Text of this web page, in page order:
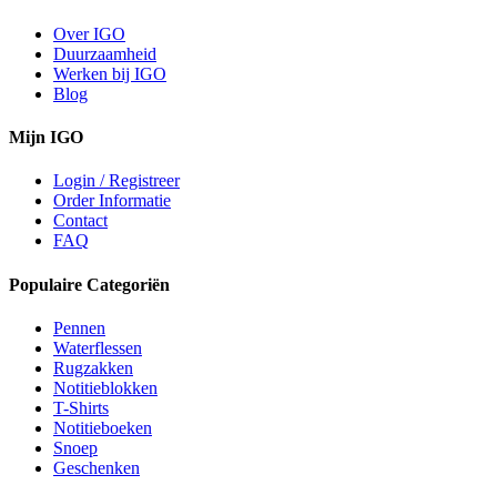
Over IGO
Duurzaamheid
Werken bij IGO
Blog
Mijn IGO
Login / Registreer
Order Informatie
Contact
FAQ
Populaire Categoriën
Pennen
Waterflessen
Rugzakken
Notitieblokken
T-Shirts
Notitieboeken
Snoep
Geschenken